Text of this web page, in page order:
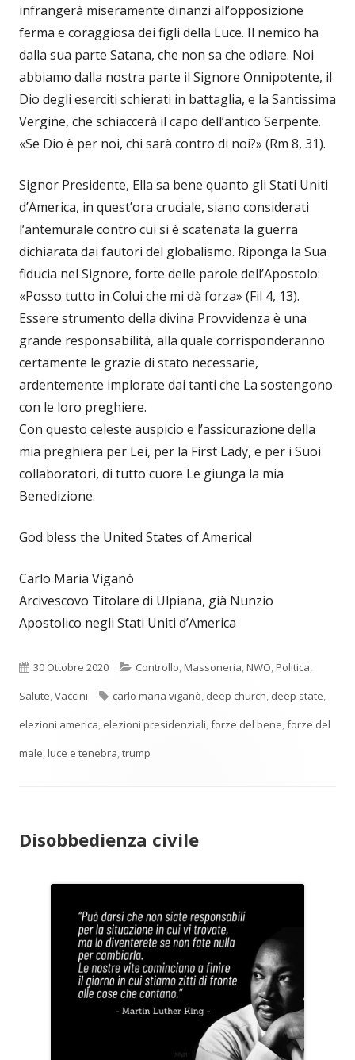
infrangerà miseramente dinanzi all’opposizione
ferma e coraggiosa dei figli della Luce. Il nemico ha
dalla sua parte Satana, che non sa che odiare. Noi
abbiamo dalla nostra parte il Signore Onnipotente, il
Dio degli eserciti schierati in battaglia, e la Santissima
Vergine, che schiaccerà il capo dell’antico Serpente.
«Se Dio è per noi, chi sarà contro di noi?» (Rm 8, 31).
Signor Presidente, Ella sa bene quanto gli Stati Uniti
d’America, in quest’ora cruciale, siano considerati
l’antemurale contro cui si è scatenata la guerra
dichiarata dai fautori del globalismo. Riponga la Sua
fiducia nel Signore, forte delle parole dell’Apostolo:
«Posso tutto in Colui che mi dà forza» (Fil 4, 13).
Essere strumento della divina Provvidenza è una
grande responsabilità, alla quale corrisponderanno
certamente le grazie di stato necessarie,
ardentemente implorate dai tanti che La sostengono
con le loro preghiere.
Con questo celeste auspicio e l’assicurazione della
mia preghiera per Lei, per la First Lady, e per i Suoi
collaboratori, di tutto cuore Le giunga la mia
Benedizione.
God bless the United States of America!
Carlo Maria Viganò
Arcivescovo Titolare di Ulpiana, già Nunzio
Apostolico negli Stati Uniti d’America
Pubblicato
30 Ottobre 2020 Categorie
Controllo,Massoneria,NWO,Politica,
Salute,Vaccini Tag
carlo maria viganò, deep church, deep state,
elezioni america, elezioni presidenziali,forze del bene,forze del
male,luce e tenebra,trump
Disobbedienza civile